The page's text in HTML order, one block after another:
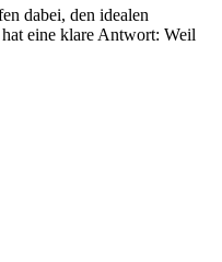
dabei, den idealen
eine klare Antwort: Weil